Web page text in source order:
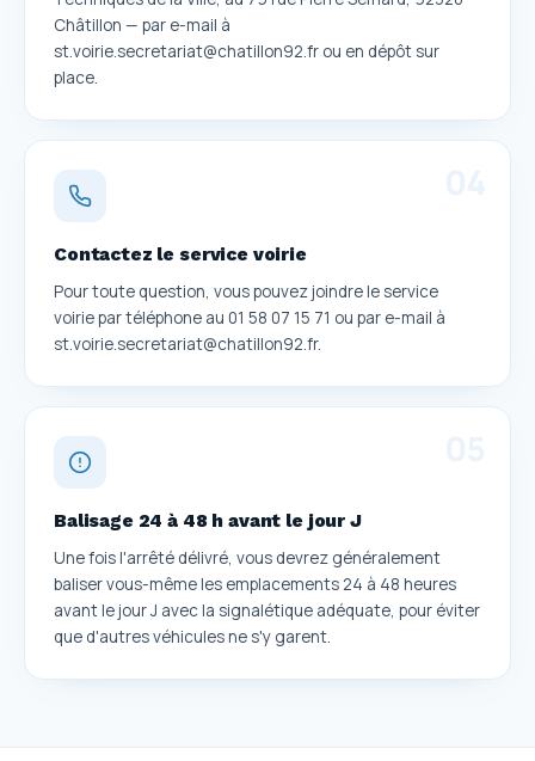
Châtillon — par e-mail à
st.voirie.secretariat@chatillon92.fr ou en dépôt sur
place.
Contactez le service voirie
Pour toute question, vous pouvez joindre le service
voirie par téléphone au 01 58 07 15 71 ou par e-mail à
st.voirie.secretariat@chatillon92.fr.
Balisage 24 à 48 h avant le jour J
Une fois l'arrêté délivré, vous devrez généralement
baliser vous-même les emplacements 24 à 48 heures
avant le jour J avec la signalétique adéquate, pour éviter
que d'autres véhicules ne s'y garent.